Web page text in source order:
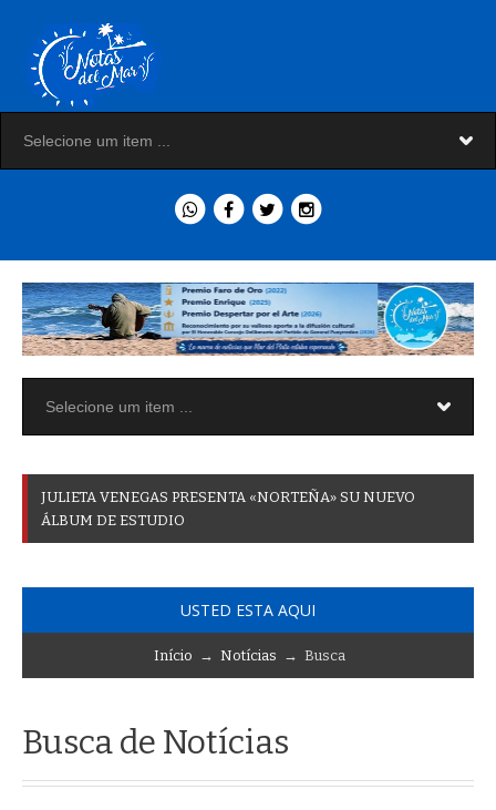
JULIETA VENEGAS PRESENTA «NORTEÑA» SU NUEVO
ÁLBUM DE ESTUDIO
USTED ESTA AQUI
Início → Notícias → Busca
Busca de Notícias